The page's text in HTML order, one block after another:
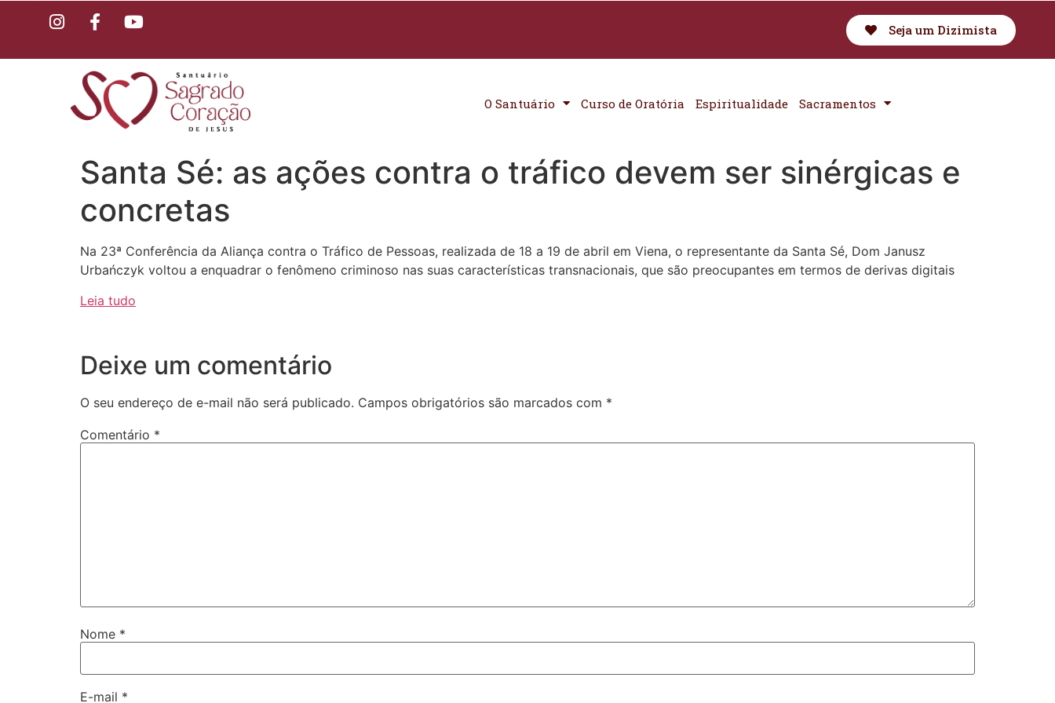
Seja um Dizimista
O Santuário Curso de Oratória Espiritualidade Sacramentos
Santa Sé: as ações contra o tráfico devem ser sinérgicas e
concretas
Na 23ª Conferência da Aliança contra o Tráfico de Pessoas, realizada de 18 a 19 de abril em Viena, o representante da Santa Sé, Dom Janusz
Urbańczyk voltou a enquadrar o fenômeno criminoso nas suas características transnacionais, que são preocupantes em termos de derivas digitais
Leia tudo
Deixe um comentário
O seu endereço de e-mail não será publicado. Campos obrigatórios são marcados com *
Comentário *
Nome *
E-mail *